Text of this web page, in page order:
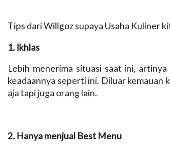
Tips dari Willgoz supaya Usaha Kuliner
1. Ikhlas
Lebih menerima situasi saat ini,
keadaannya seperti ini. Diluar kemauan
aja tapi juga orang lain.
2. Hanya menjual Best Menu